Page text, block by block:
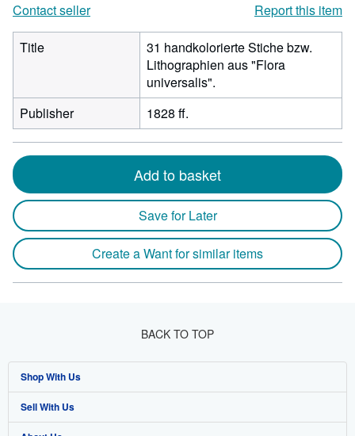
Contact seller
Report this item
Title
31 handkolorierte Stiche bzw.
Lithographien aus "Flora
universalis".
Publisher
1828 ff.
Add to basket
Save for Later
Create a Want for similar items
BACK TO TOP
Shop With Us
Advanced Search
Sell With Us